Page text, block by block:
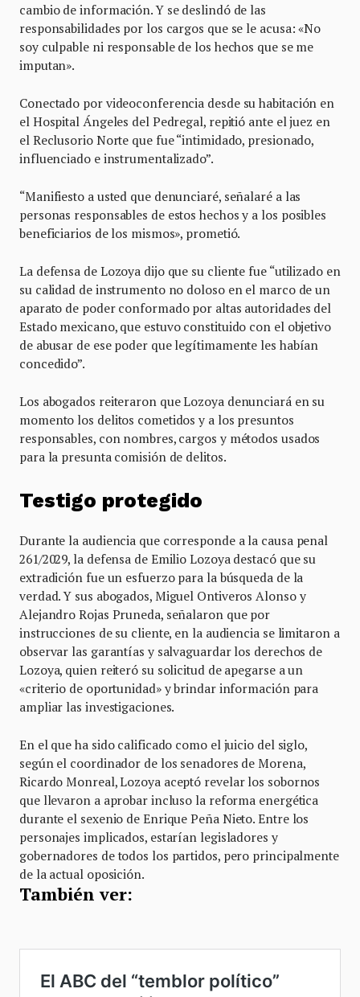
cambio de información. Y se deslindó de las
responsabilidades por los cargos que se le acusa: «No
soy culpable ni responsable de los hechos que se me
imputan».
Conectado por videoconferencia desde su habitación en
el Hospital Ángeles del Pedregal, repitió ante el juez en
el Reclusorio Norte que fue “intimidado, presionado,
influenciado e instrumentalizado”.
“Manifiesto a usted que denunciaré, señalaré a las
personas responsables de estos hechos y a los posibles
beneficiarios de los mismos», prometió.
La defensa de Lozoya dijo que su cliente fue “utilizado en
su calidad de instrumento no doloso en el marco de un
aparato de poder conformado por altas autoridades del
Estado mexicano, que estuvo constituido con el objetivo
de abusar de ese poder que legítimamente les habían
concedido”.
Los abogados reiteraron que Lozoya denunciará en su
momento los delitos cometidos y a los presuntos
responsables, con nombres, cargos y métodos usados
para la presunta comisión de delitos.
Testigo protegido
Durante la audiencia que corresponde a la causa penal
261/2029, la defensa de Emilio Lozoya destacó que su
extradición fue un esfuerzo para la búsqueda de la
verdad. Y sus abogados, Miguel Ontiveros Alonso y
Alejandro Rojas Pruneda, señalaron que por
instrucciones de su cliente, en la audiencia se limitaron a
observar las garantías y salvaguardar los derechos de
Lozoya, quien reiteró su solicitud de apegarse a un
«criterio de oportunidad» y brindar información para
ampliar las investigaciones.
En el que ha sido calificado como el juicio del siglo,
según el coordinador de los senadores de Morena,
Ricardo Monreal, Lozoya aceptó revelar los sobornos
que llevaron a aprobar incluso la reforma energética
durante el sexenio de Enrique Peña Nieto. Entre los
personajes implicados, estarían legisladores y
gobernadores de todos los partidos, pero principalmente
de la actual oposición.
También ver: